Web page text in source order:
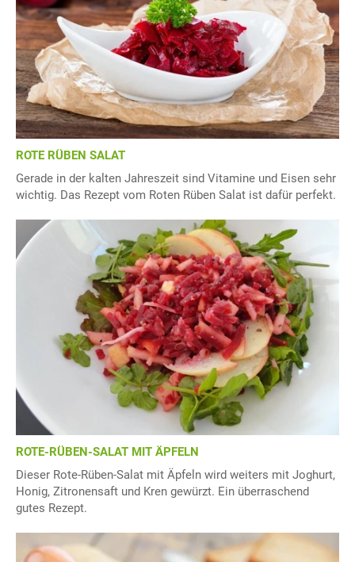
ROTE RÜBEN SALAT
Gerade in der kalten Jahreszeit sind Vitamine und Eisen sehr
wichtig. Das Rezept vom Roten Rüben Salat ist dafür perfekt.
ROTE-RÜBEN-SALAT MIT ÄPFELN
Dieser Rote-Rüben-Salat mit Äpfeln wird weiters mit Joghurt,
Honig, Zitronensaft und Kren gewürzt. Ein überraschend
gutes Rezept.